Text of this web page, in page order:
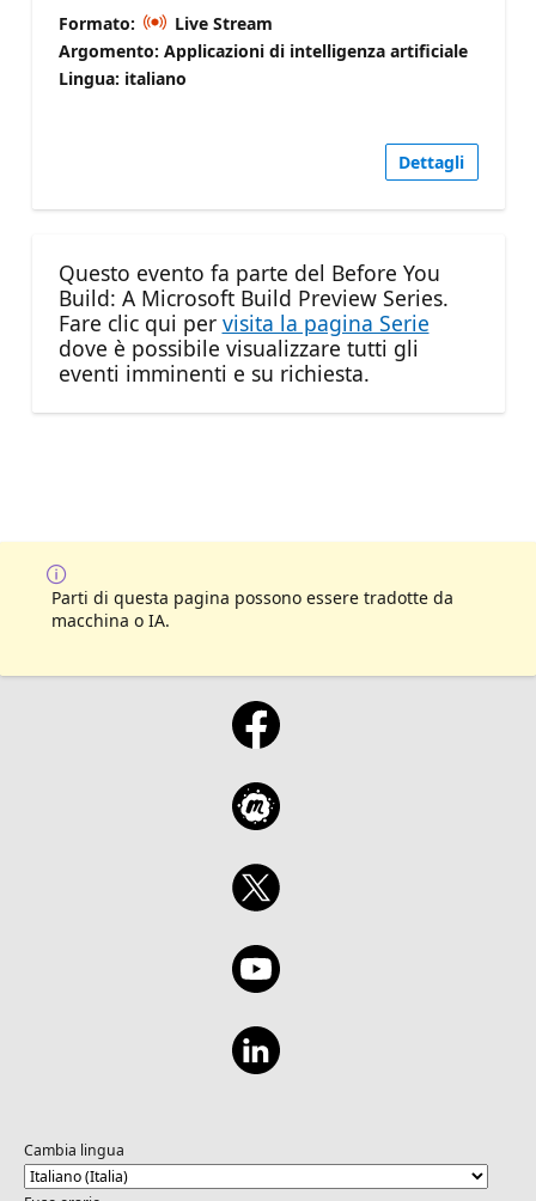
Formato:
Live Stream
Argomento: Applicazioni di intelligenza artificiale
Lingua: italiano
Dettagli
Questo evento fa parte del Before You
Build: A Microsoft Build Preview Series.
Fare clic qui per visita la pagina Serie
dove è possibile visualizzare tutti gli
eventi imminenti e su richiesta.
Parti di questa pagina possono essere tradotte da
macchina o IA.
Cambia lingua